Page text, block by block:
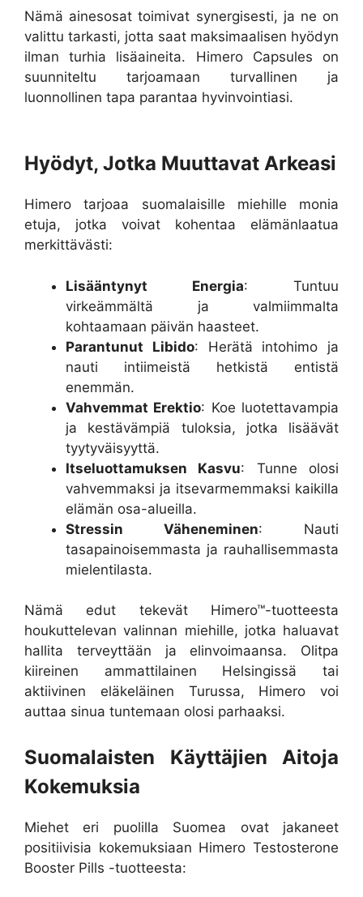
Nämä ainesosat toimivat synergisesti, ja ne on
valittu tarkasti, jotta saat maksimaalisen hyödyn
ilman turhia lisäaineita. Himero Capsules on
suunniteltu tarjoamaan turvallinen ja
luonnollinen tapa parantaa hyvinvointiasi.
Hyödyt, Jotka Muuttavat Arkeasi
Himero tarjoaa suomalaisille miehille monia
etuja, jotka voivat kohentaa elämänlaatua
merkittävästi:
Lisääntynyt Energia: Tuntuu
virkeämmältä ja valmiimmalta
kohtaamaan päivän haasteet.
Parantunut Libido: Herätä intohimo ja
nauti intiimeistä hetkistä entistä
enemmän.
Vahvemmat Erektio: Koe luotettavampia
ja kestävämpiä tuloksia, jotka lisäävät
tyytyväisyyttä.
Itseluottamuksen Kasvu: Tunne olosi
vahvemmaksi ja itsevarmemmaksi kaikilla
elämän osa-alueilla.
Stressin Väheneminen: Nauti
tasapainoisemmasta ja rauhallisemmasta
mielentilasta.
Nämä edut tekevät Himero™-tuotteesta
houkuttelevan valinnan miehille, jotka haluavat
hallita terveyttään ja elinvoimaansa. Olitpa
kiireinen ammattilainen Helsingissä tai
aktiivinen eläkeläinen Turussa, Himero voi
auttaa sinua tuntemaan olosi parhaaksi.
Suomalaisten Käyttäjien Aitoja
Kokemuksia
Miehet eri puolilla Suomea ovat jakaneet
positiivisia kokemuksiaan Himero Testosterone
Booster Pills -tuotteesta: